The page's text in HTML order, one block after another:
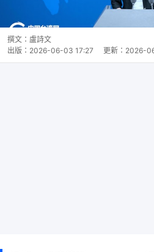
撰文： 盧詩文
出版： 2026-06-03 17:27 更新： 2026-